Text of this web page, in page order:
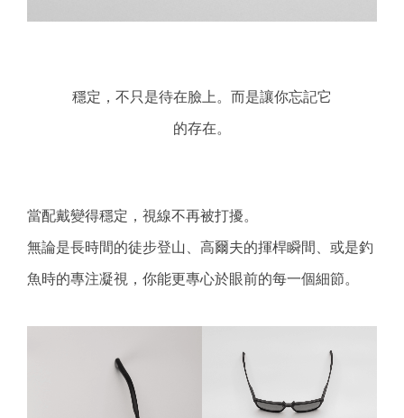
穩定，不只是待在臉上。而是讓你忘記它
的存在。
當配戴變得穩定，視線不再被打擾。
無論是長時間的徒步登山、高爾夫的揮桿瞬間、或是釣
魚時的專注凝視，你能更專心於眼前的每一個細節。